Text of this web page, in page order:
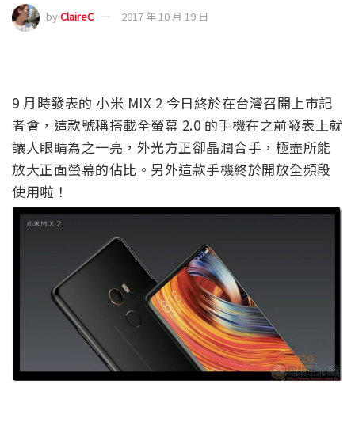
byClaireC 2017 年 10 月 19 日
9 月時發表的 小米 MIX 2 今日終於在台灣召開上市記
者會，這款號稱搭載全螢幕 2.0 的手機在之前發表上就
讓人眼睛為之一亮，外光方正卻晶潤合手，極盡所能
放大正面螢幕的佔比。另外這款手機終於開放全頻段
使用啦！